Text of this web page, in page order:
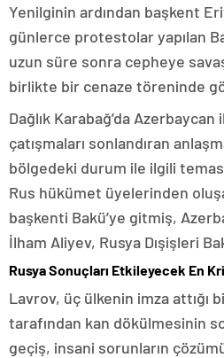
Yenilginin ardından başkent
günlerce protestolar yapılan
uzun süre sonra cepheye
birlikte bir cenaze töreninde
Dağlık Karabağ’da
çatışmaları sonlandıran
bölgedeki durum ile ilgili
Rus hükümet üyelerinden
başkenti Bakü’ye gitmiş,
İlham Aliyev, Rusya Dışişleri
Rusya Sonuçları Etkileyecek En
Lavrov, üç ülkenin imza attığı
tarafından kan dökülmesinin
geçiş, insani sorunların